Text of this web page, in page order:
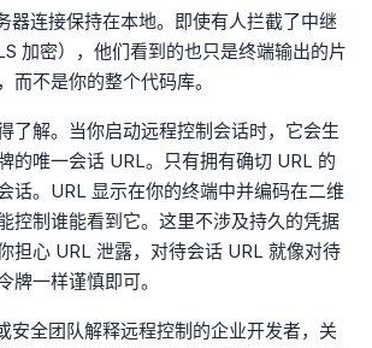
器连接保持在本地。即使有人拦截了中继
加密），他们看到的也只是终端输出的片
而不是你的整个代码库。
了解。当你启动远程控制会话时，它会生
的唯一会话 URL。只有拥有确切 URL 的
话。URL 显示在你的终端中并编码在二维
控制谁能看到它。这里不涉及持久的凭据
担心 URL 泄露，对待会话 URL 就像对待
牌一样谨慎即可。
安全团队解释远程控制的企业开发者，关